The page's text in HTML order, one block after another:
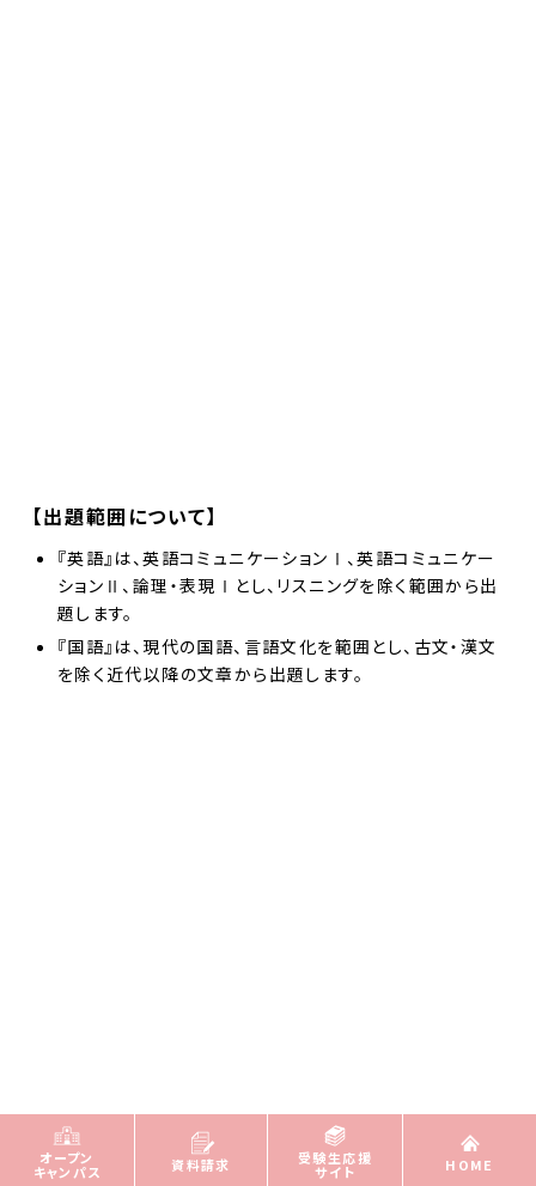
オープン
キャンパス 資料請求 受験生応援
サイト HOME
【出題範囲について】
『英語』は、英語コミュニケーションⅠ、英語コミュニケー
ションⅡ、論理・表現Ⅰとし、リスニングを除く範囲から出
題します。
『国語』は、現代の国語、言語文化を範囲とし、古文・漢文
を除く近代以降の文章から出題します。